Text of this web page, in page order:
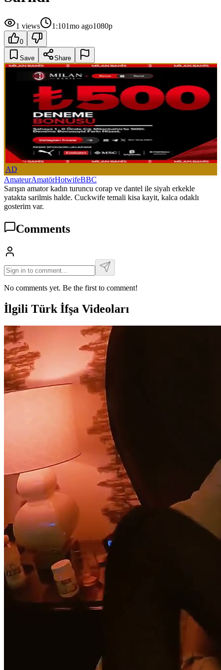
1 views 1:101mo ago1080p
0
Save Share
AD
AmateurAmatörHotwifeBBC
Sarışın amator kadın turuncu corap ve dantel ile siyah erkekle
yatakta sarilmis halde. Cuckwife temali kisa kayit, kalca odaklı
gosterim var.
Comments
No comments yet. Be the first to comment!
İlgili Türk İfşa Videoları